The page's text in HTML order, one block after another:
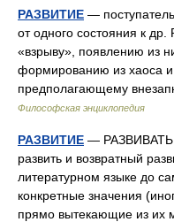
РАЗВИТИЕ —
от одного состояния к др.
«взрыву», появлению из
формированию из хаоса и
предполагающему
Философская энциклопедия
РАЗВИТИЕ — РАЗВИВАТЬ,
развить и возвратный
литературном языке до
конкретные значения
прямо вытекающие из их